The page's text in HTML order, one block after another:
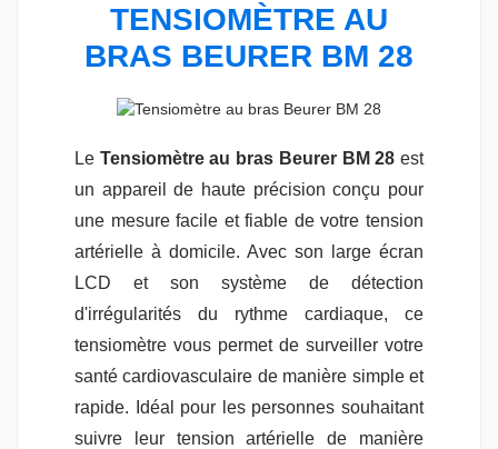
TENSIOMÈTRE AU
BRAS BEURER BM 28
Le Tensiomètre au bras Beurer BM 28 est
un appareil de haute précision conçu pour
une mesure facile et fiable de votre tension
artérielle à domicile. Avec son large écran
LCD et son système de détection
d'irrégularités du rythme cardiaque, ce
tensiomètre vous permet de surveiller votre
santé cardiovasculaire de manière simple et
rapide. Idéal pour les personnes souhaitant
suivre leur tension artérielle de manière